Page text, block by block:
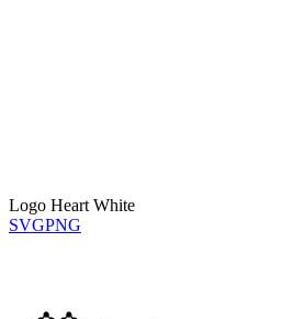
Logo Heart White
SVGPNG